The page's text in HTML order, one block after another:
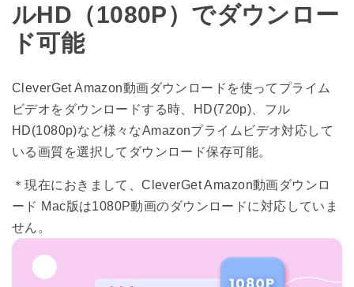
ルHD（1080P）でダウンロー
ド可能
CleverGet Amazon動画ダウンロードを使ってプライム
ビデオをダウンロードする時、HD(720p)、フル
HD(1080p)など様々なAmazonプライムビデオ対応して
いる画質を選択してダウンロード保存可能。
＊現在におきまして、CleverGet Amazon動画ダウンロ
ード Mac版は1080P動画のダウンロードに対応していま
せん。